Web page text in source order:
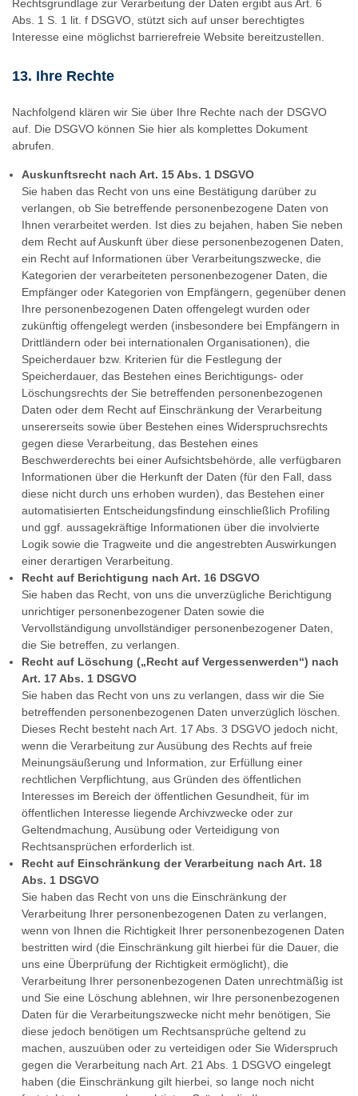
Rechtsgrundlage zur Verarbeitung der Daten ergibt aus Art. 6
Abs. 1 S. 1 lit. f DSGVO, stützt sich auf unser berechtigtes
Interesse eine möglichst barrierefreie Website bereitzustellen.
13. Ihre Rechte
Nachfolgend klären wir Sie über Ihre Rechte nach der DSGVO
auf. Die DSGVO können Sie hier als komplettes Dokument
abrufen.
Auskunftsrecht nach Art. 15 Abs. 1 DSGVO
Sie haben das Recht von uns eine Bestätigung darüber zu
verlangen, ob Sie betreffende personenbezogene Daten von
Ihnen verarbeitet werden. Ist dies zu bejahen, haben Sie neben
dem Recht auf Auskunft über diese personenbezogenen Daten,
ein Recht auf Informationen über Verarbeitungszwecke, die
Kategorien der verarbeiteten personenbezogener Daten, die
Empfänger oder Kategorien von Empfängern, gegenüber denen
Ihre personenbezogenen Daten offengelegt wurden oder
zukünftig offengelegt werden (insbesondere bei Empfängern in
Drittländern oder bei internationalen Organisationen), die
Speicherdauer bzw. Kriterien für die Festlegung der
Speicherdauer, das Bestehen eines Berichtigungs- oder
Löschungsrechts der Sie betreffenden personenbezogenen
Daten oder dem Recht auf Einschränkung der Verarbeitung
unsererseits sowie über Bestehen eines Widerspruchsrechts
gegen diese Verarbeitung, das Bestehen eines
Beschwerderechts bei einer Aufsichtsbehörde, alle verfügbaren
Informationen über die Herkunft der Daten (für den Fall, dass
diese nicht durch uns erhoben wurden), das Bestehen einer
automatisierten Entscheidungsfindung einschließlich Profiling
und ggf. aussagekräftige Informationen über die involvierte
Logik sowie die Tragweite und die angestrebten Auswirkungen
einer derartigen Verarbeitung.
Recht auf Berichtigung nach Art. 16 DSGVO
Sie haben das Recht, von uns die unverzügliche Berichtigung
unrichtiger personenbezogener Daten sowie die
Vervollständigung unvollständiger personenbezogener Daten,
die Sie betreffen, zu verlangen.
Recht auf Löschung („Recht auf Vergessenwerden“) nach
Art. 17 Abs. 1 DSGVO
Sie haben das Recht von uns zu verlangen, dass wir die Sie
betreffenden personenbezogenen Daten unverzüglich löschen.
Dieses Recht besteht nach Art. 17 Abs. 3 DSGVO jedoch nicht,
wenn die Verarbeitung zur Ausübung des Rechts auf freie
Meinungsäußerung und Information, zur Erfüllung einer
rechtlichen Verpflichtung, aus Gründen des öffentlichen
Interesses im Bereich der öffentlichen Gesundheit, für im
öffentlichen Interesse liegende Archivzwecke oder zur
Geltendmachung, Ausübung oder Verteidigung von
Rechtsansprüchen erforderlich ist.
Recht auf Einschränkung der Verarbeitung nach Art. 18
Abs. 1 DSGVO
Sie haben das Recht von uns die Einschränkung der
Verarbeitung Ihrer personenbezogenen Daten zu verlangen,
wenn von Ihnen die Richtigkeit Ihrer personenbezogenen Daten
bestritten wird (die Einschränkung gilt hierbei für die Dauer, die
uns eine Überprüfung der Richtigkeit ermöglicht), die
Verarbeitung Ihrer personenbezogenen Daten unrechtmäßig ist
und Sie eine Löschung ablehnen, wir Ihre personenbezogenen
Daten für die Verarbeitungszwecke nicht mehr benötigen, Sie
diese jedoch benötigen um Rechtsansprüche geltend zu
machen, auszuüben oder zu verteidigen oder Sie Widerspruch
gegen die Verarbeitung nach Art. 21 Abs. 1 DSGVO eingelegt
haben (die Einschränkung gilt hierbei, so lange noch nicht